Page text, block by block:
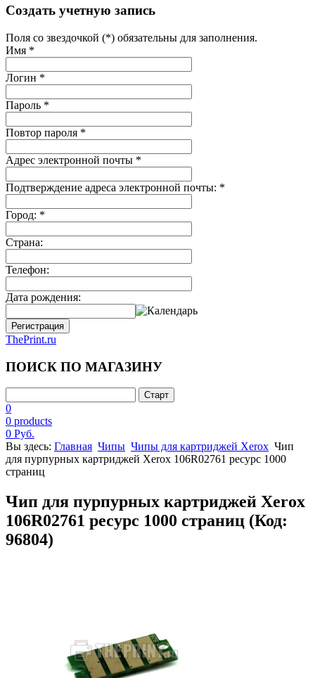
Создать учетную запись
Поля со звездочкой (*) обязательны для заполнения.
Имя *
Логин *
Пароль *
Повтор пароля *
Адрес электронной почты *
Подтверждение адреса электронной почты: *
Город: *
Страна:
Телефон:
Дата рождения:
Регистрация
ThePrint.ru
ПОИСК ПО МАГАЗИНУ
0
0 products
0 Руб.
Вы здесь: Главная Чипы Чипы для картриджей Xerox Чип
для пурпурных картриджей Xerox 106R02761 ресурс 1000
страниц
Чип для пурпурных картриджей Xerox
106R02761 ресурс 1000 страниц (Код:
96804)